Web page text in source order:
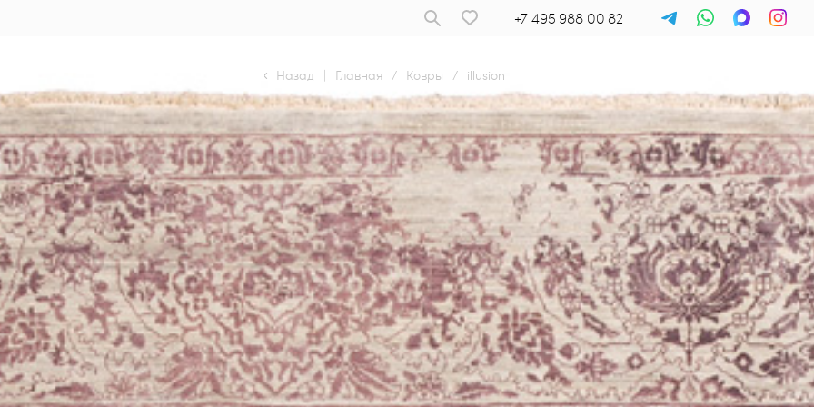
+7 495 988 00 82
Назад | Главная / Ковры / illusion